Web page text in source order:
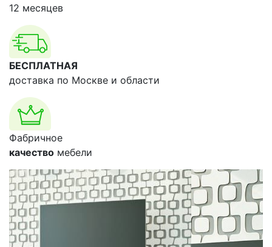
12 месяцев
БЕСПЛАТНАЯ
доставка по Москве и области
Фабричное
качество мебели